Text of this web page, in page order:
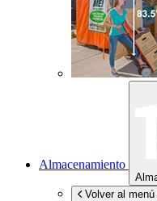
Almacenamiento
Volver al menú